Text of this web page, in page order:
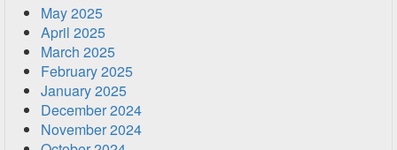
May 2025
April 2025
March 2025
February 2025
January 2025
December 2024
November 2024